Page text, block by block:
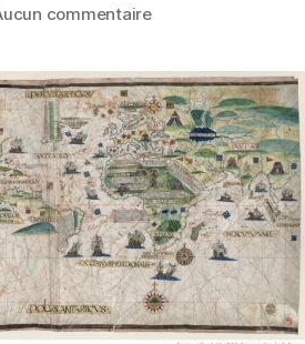
commentairesur
frotter
notre
cervelle
contre
celle
d’autrui